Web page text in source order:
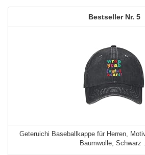
5
Geteruichi Baseballkappe für Herren,
Baumwolle, Schwarz ...